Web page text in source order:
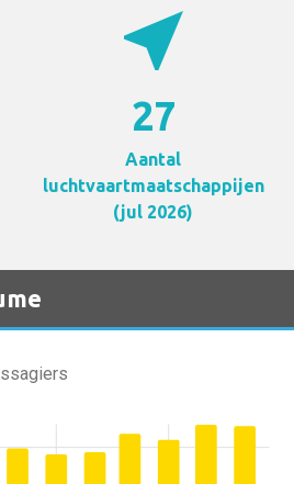
near_me
27
Aantal
luchtvaartmaatschappijen
(jul 2026)